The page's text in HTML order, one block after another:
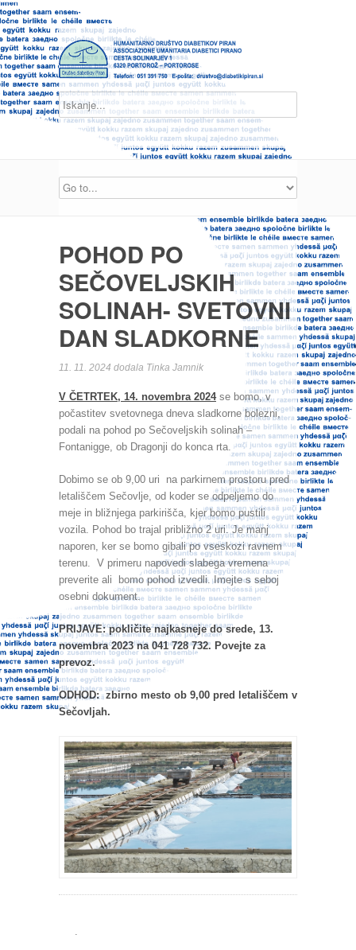
POHOD PO
SEČOVELJSKIH
SOLINAH- SVETOVNI
DAN SLADKORNE
11. 11. 2024 dodala Tinka Jamnik
V ČETRTEK, 14. novembra 2024se bomo, v
počastitev svetovnega dneva sladkorne bolezni,
podali na pohod po Sečoveljskih solinah –
Fontanigge, ob Dragonji do konca rta.
Dobimo se ob 9,00 uri na parkirnem prostoru pred
letališčem Sečovlje, od koder se odpeljemo do
meje in bližnjega parkirišča, kjer bomo pustili
vozila. Pohod bo trajal približno 2 uri. Je manj
naporen, ker se bomo gibali po vseskozi ravnem
terenu. V primeru napovedi slabega vremena
preverite ali bomo pohod izvedli. Imejte s seboj
osebni dokument.
PRIJAVE: pokličite najkasneje do srede, 13.
novembra 2023 na 041 728 732. Povejte za
prevoz.
ODHOD: zbirno mesto ob 9,00 pred letališčem v
Sečovljah.